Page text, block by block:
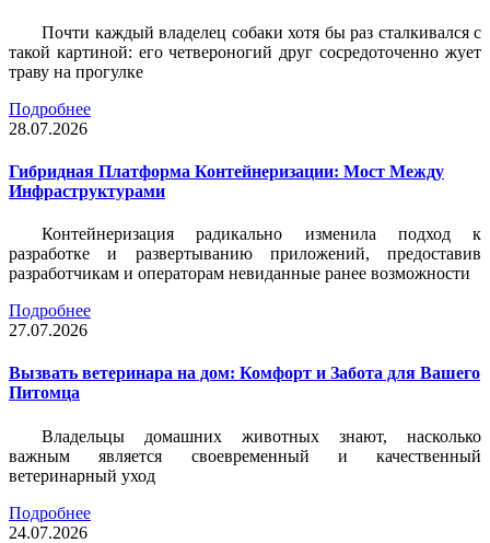
Почти каждый владелец собаки хотя бы раз сталкивался с
такой картиной: его четвероногий друг сосредоточенно жует
траву на прогулке
Подробнее
28.07.2026
Гибридная Платформа Контейнеризации: Мост Между
Инфраструктурами
Контейнеризация радикально изменила подход к
разработке и развертыванию приложений, предоставив
разработчикам и операторам невиданные ранее возможности
Подробнее
27.07.2026
Вызвать ветеринара на дом: Комфорт и Забота для Вашего
Питомца
Владельцы домашних животных знают, насколько
важным является своевременный и качественный
ветеринарный уход
Подробнее
24.07.2026